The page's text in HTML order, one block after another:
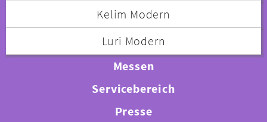
Kelim Modern
Luri Modern
Messen
Servicebereich
Presse